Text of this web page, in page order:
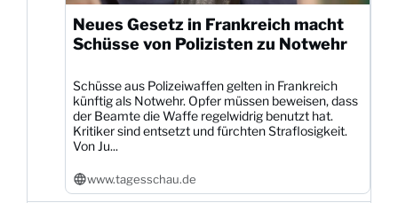
Neues Gesetz in Frankreich macht
Schüsse von Polizisten zu Notwehr
Schüsse aus Polizeiwaffen gelten in Frankreich
künftig als Notwehr. Opfer müssen beweisen, dass
der Beamte die Waffe regelwidrig benutzt hat.
Kritiker sind entsetzt und fürchten Straflosigkeit.
Von Ju...
www.tagesschau.de